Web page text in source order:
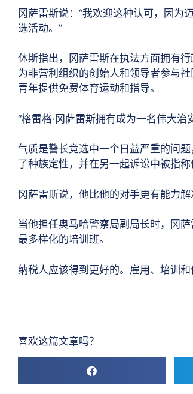
冈萨雷斯说：“我欢迎这种认可，因为
选活动。”
休斯指出，冈萨雷斯在执法方面拥有
为非营利组织的创始人和领导者参与
青年提供免费体育运动和指导。
“格雷格·冈萨雷斯拥有成为一名伟大治
气质是警长竞选中一个日益严重的问
了种族定性，并在另一起诉讼中被指称
冈萨雷斯说，他比他的对手更有能力
当他担任奥马哈警察局副局长时，冈
最多样化的培训班。
纳税人应该得到更好的。雇用、培训
喜欢这篇文章吗？